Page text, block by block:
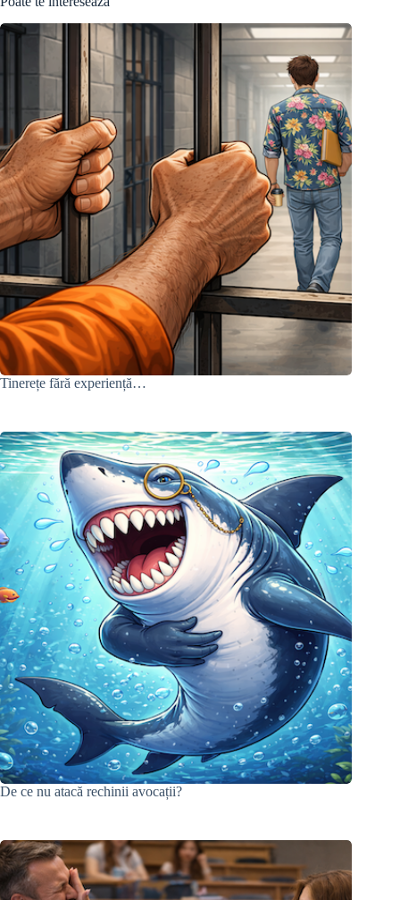
Tinerețe fără experiență…
De ce nu atacă rechinii avocații?